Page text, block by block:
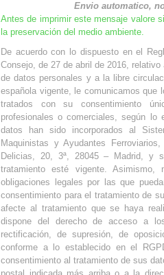
Envio automatico,
Antes de imprimir este mensaje valore
la preservación del medio ambiente.
De acuerdo con lo dispuesto en el
Consejo, de 27 de abril de 2016,
de datos personales y a la libre
española vigente, le comunicamos
tratados con su consentimiento
profesionales o comerciales, según
datos han sido incorporados al
Maquinistas y Ayudantes
Delicias, 20, 3ª, 28045 – Madrid, y
tratamiento esté vigente. Asimismo,
obligaciones legales por las que
consentimiento para el tratamiento de
afecte al tratamiento que se haya
dispone del derecho de acceso a
rectificación, de supresión, de
conforme a lo establecido en el
consentimiento al tratamiento de sus